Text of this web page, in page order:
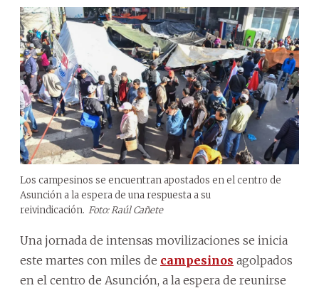
Los campesinos se encuentran apostados en el centro de
Asunción a la espera de una respuesta a su
reivindicación. Foto: Raúl Cañete
Una jornada de intensas movilizaciones se inicia
este martes con miles de campesinos agolpados
en el centro de Asunción, a la espera de reunirse